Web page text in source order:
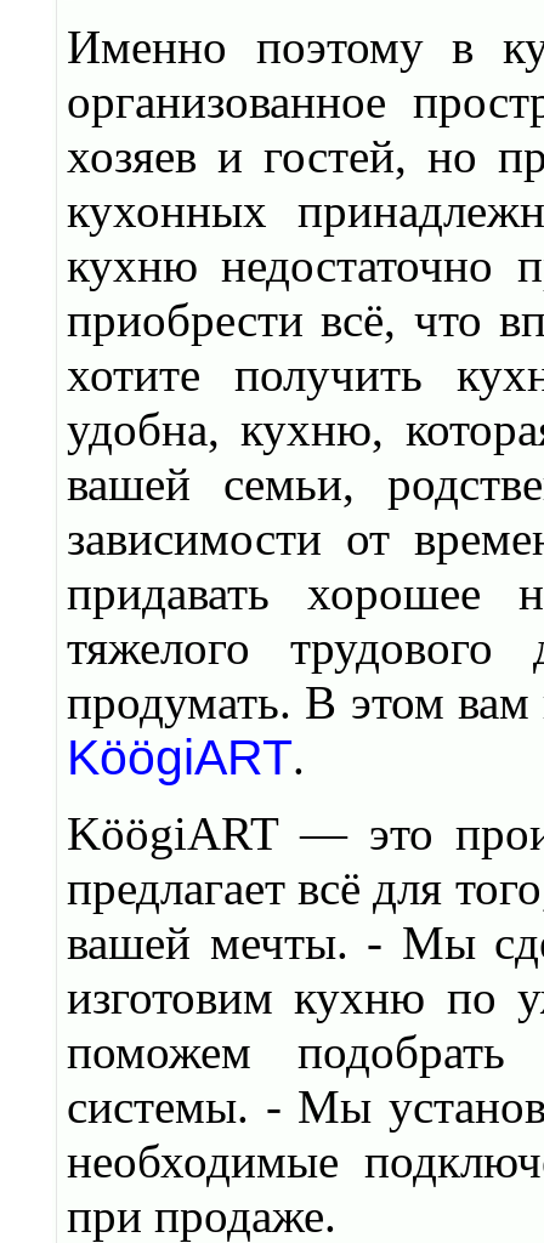
Именно поэтому в
организованное
хозяев и гостей, но
кухонных
кухню недостаточно
приобрести всё, что
хотите получить
удобна, кухню,
вашей семьи,
зависимости от
придавать хорошее
тяжелого
продумать. В этом
KöögiART.
KöögiART — это
предлагает всё для
вашей мечты. - Мы
изготовим кухню по
поможем
системы. - Мы
необходимые
при продаже.